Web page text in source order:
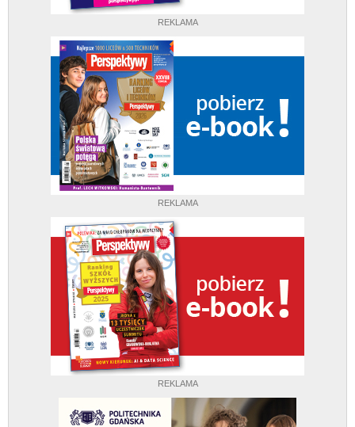
REKLAMA
REKLAMA
REKLAMA